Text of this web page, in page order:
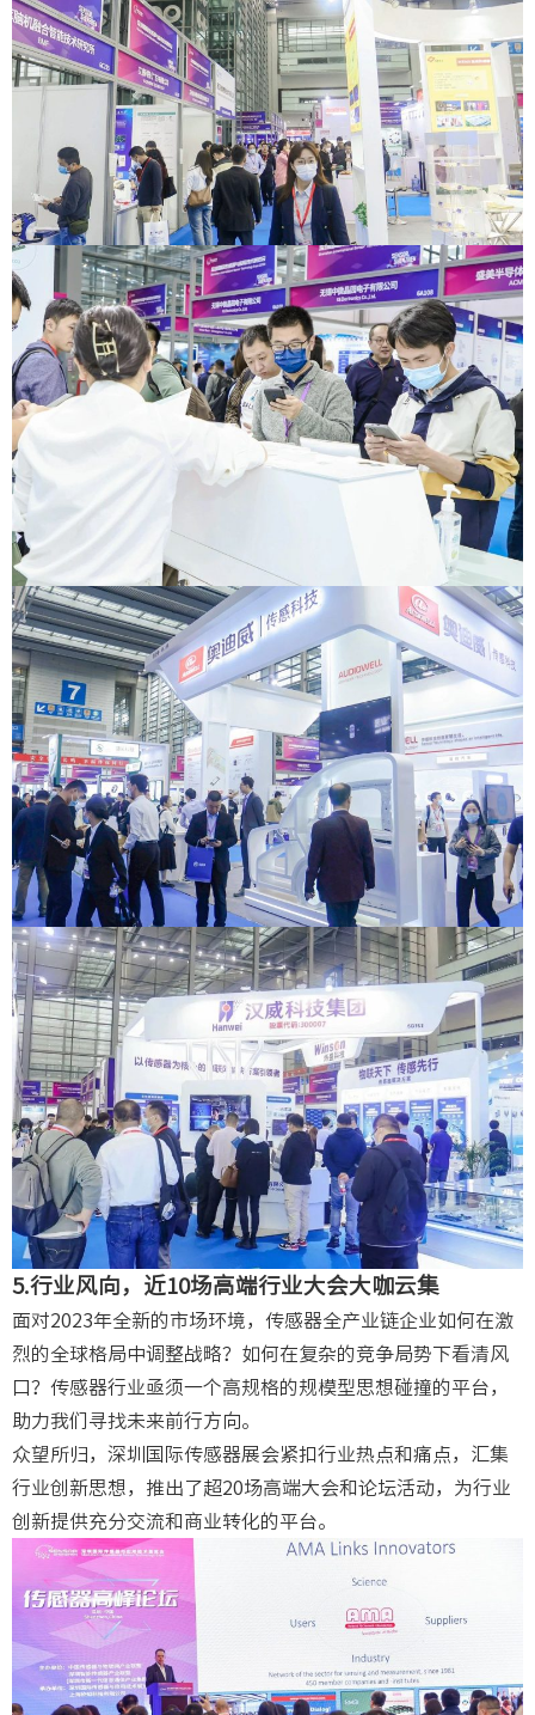
5.行业风向，近10场高端行业大会大咖云集
面对2023年全新的市场环境，传感器全产业链企业如何在激
烈的全球格局中调整战略？如何在复杂的竞争局势下看清风
口？传感器行业亟须一个高规格的规模型思想碰撞的平台，
助力我们寻找未来前行方向。
众望所归，深圳国际传感器展会紧扣行业热点和痛点，汇集
行业创新思想，推出了超20场高端大会和论坛活动，为行业
创新提供充分交流和商业转化的平台。